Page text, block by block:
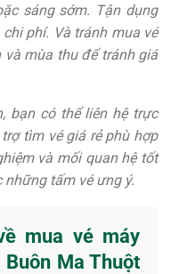
sáng sớm. Tận dụng
phí. Và tránh mua vé
mùa thu để tránh giá
bạn có thể liên hệ trực
tìm vé giá rẻ phù hợp
và mối quan hệ tốt
những tấm vé ưng ý.
mua vé máy
Ma Thuột